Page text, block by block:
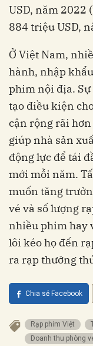
USD, năm 2022
884 triệu USD,
Ở Việt Nam,
hành, nhập
phim nội địa. Sự
tạo điều kiện
cận rộng rãi
giúp nhà sản
động lực để tái
mới mỗi năm.
muốn tăng
vé và số lượng
nhiều phim hay
lôi kéo họ đến
ra rạp thưởng
Chia sẻ Facebook
Rạp phim Việt
Doanh thu phòng